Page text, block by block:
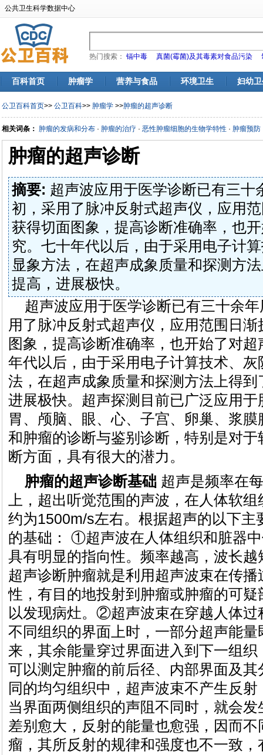
公共卫生科学数据中心
热门搜索： 镉中毒 真菌(霉菌)及其毒素对食品污染
百科首页 肿瘤学 营养与食品 环境卫生 妇幼
公卫百科首页>> 公卫百科>> 肿瘤学 >>肿瘤的超声诊断
相关词条： 肿瘤的发病和分布 · 肿瘤的治疗 · 恶性肿瘤细胞的生物学特性 · 肿瘤预防
肿瘤的超声诊断
摘要: 超声波应用于医学诊断已有三十
初，采用了脉冲反射式超声仪，应用
获得切面图象，提高诊断准确率，也
究。七十年代以后，由于采用电子计
显象方法，在超声成象质量和探测方
提高，进展极快。
超声波应用于医学诊断已有三十余
用了脉冲反射式超声仪，应用范围日
图象，提高诊断准确率，也开始了对
年代以后，由于采用电子计算技术、
法，在超声成象质量和探测方法上得
进展极快。超声探测目前已广泛应用
胃、颅脑、眼、心、子宫、卵巢、浆
和肿瘤的诊断与鉴别诊断，特别是对
断方面，具有很大的潜力。
肿瘤的超声诊断基础 超声是频率在
上，超出听觉范围的声波，在人体软
约为1500m/s左右。根据超声的以下主
的基础： ①超声波在人体组织和脏器
具有明显的指向性。频率越高，波长
超声诊断肿瘤就是利用超声波束在传
性，有目的地投射到肿瘤或肿瘤的可
以发现病灶。②超声波束在穿越人体过
不同组织的界面上时，一部分超声能
来，其余能量穿过界面进入到下一组
可以测定肿瘤的前后径、内部界面及
同的均匀组织中，超声波束不产生反
当界面两侧组织的声阻不同时，就会
差别愈大，反射的能量也愈强，因而
瘤，其所反射的规律和强度也不一致